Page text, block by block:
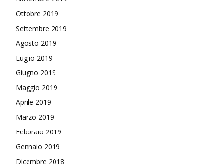
Ottobre 2019
Settembre 2019
Agosto 2019
Luglio 2019
Giugno 2019
Maggio 2019
Aprile 2019
Marzo 2019
Febbraio 2019
Gennaio 2019
Dicembre 2018